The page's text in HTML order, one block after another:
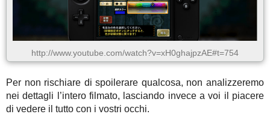
http://www.youtube.com/watch?v=xH0ghajpzAE#t=754
Per non rischiare di spoilerare qualcosa, non analizzeremo
nei dettagli l’intero filmato, lasciando invece a voi il piacere
di vedere il tutto con i vostri occhi.